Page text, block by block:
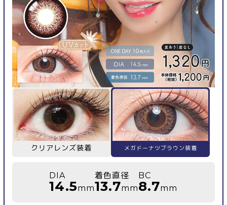
クリアレンズ装着 メガドーナツブラウン装着
DIA
14.5mm
着色直径
13.7mm
BC
8.7mm